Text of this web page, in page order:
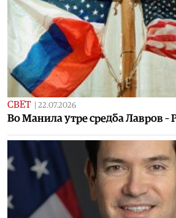
СВЕТ | 22.07.2026
Во Манила утре средба Лавров –